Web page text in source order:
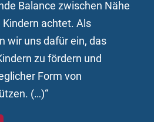
Balance zwischen Nähe
Kindern achtet. Als
wir uns dafür ein, das
zu fördern und
Form von
(…)“